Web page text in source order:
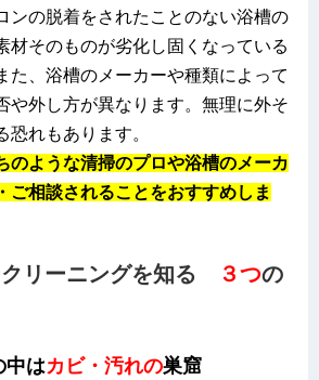
ンの脱着をされたことのない浴槽の
材そのものが劣化し固くなっている
た、浴槽のメーカーや種類によって
や外し方が異なります。無理に外そ
恐れもあります。
のような清掃のプロや浴槽のメーカ
ご相談されることをおすすめしま
リーニングを知る ３つの
中はカビ・汚れの巣窟